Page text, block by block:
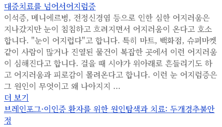
대증치료를 넘어서어지럼증
이석증, 메니에르병, 전정신경염 등으로 인한 심한 어지러움은
지나갔지만 눈이 침침하고 흐려지면서 어지러움이 온다고 호소
합니다. "눈이 어지럽다"고 합니다. 특히 마트, 백화점, 슈퍼마켓
같이 사람이 많거나 진열된 물건이 복잡한 곳에서 이런 어지러움
이 심해진다고 합니다. 걸을 때 시야가 위아래로 흔들리기도 하
고 어지러움과 피로감이 몰려온다고 합니다. 이런 눈 어지럼증은
그 원인이 무엇이고 왜 나아지지 ...
더 보기
브레인포그·이인증 환자를 위한 원인탐색과 치료: 두개경추불안
정